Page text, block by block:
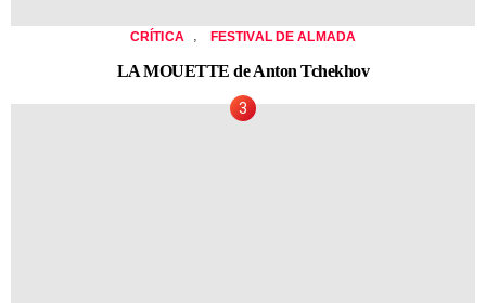
CRÍTICA , FESTIVAL DE ALMADA
LA MOUETTE de Anton Tchekhov